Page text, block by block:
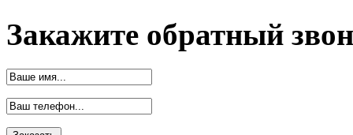
Закажите обратный